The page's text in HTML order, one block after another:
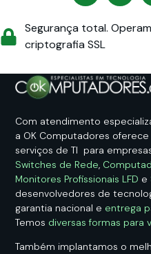
Segurança total.
criptografia SSL
Com atendimento
a OK Computadores
serviços de TI para
Switches de Rede,
Monitores Profissionais LFD e
desenvolvedores de
garantia nacional e entrega
Temos diversas formas para
Também implantamos o